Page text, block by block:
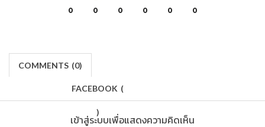
0 0 0 0 0 0
COMMENTS (0)
FACEBOOK (
)
เข้าสู่ระบบเพื่อแสดงความคิดเห็น